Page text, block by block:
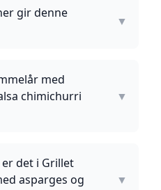
gir denne
▼
med
chimichurri
▼
det i Grillet
asparges og
▼